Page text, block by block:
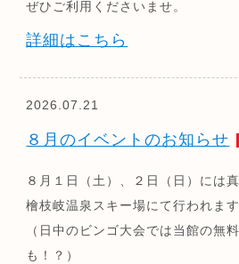
ぜひご利用くださいませ。
詳細はこちら
2026.07.21
８月のイベントのお知らせ
８月１日（土）、２日（日）には
檜枝岐温泉スキー場にて行われます
（日中のビンゴ大会では当館の無
も！？）